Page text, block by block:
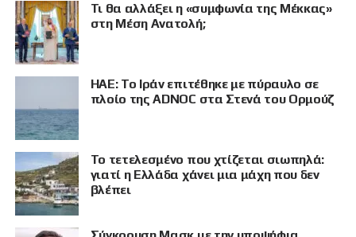
Τι θα αλλάξει η «συμφωνία της Μέκκας»
στη Μέση Ανατολή;
ΗΑΕ: Το Ιράν επιτέθηκε με πύραυλο σε
πλοίο της ADNOC στα Στενά του Ορμούζ
Το τετελεσμένο που χτίζεται σιωπηλά:
γιατί η Ελλάδα χάνει μια μάχη που δεν
βλέπει